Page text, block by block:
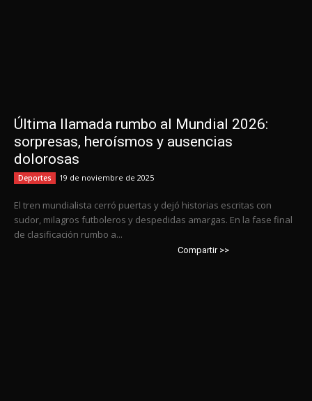
Última llamada rumbo al Mundial 2026:
sorpresas, heroísmos y ausencias
dolorosas
Deportes 19 de noviembre de 2025
El tren mundialista cerró puertas y dejó historias escritas con
sudor, milagros futboleros y despedidas amargas. En la fase final
de clasificación rumbo a...
Compartir >>